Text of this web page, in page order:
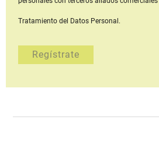
Tratamiento del Datos Personal.